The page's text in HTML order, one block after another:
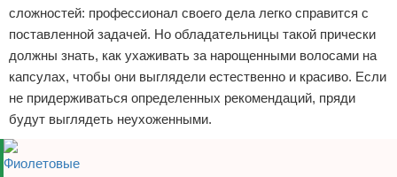
сложностей: профессионал своего дела легко справится с
поставленной задачей. Но обладательницы такой прически
должны знать, как ухаживать за нарощенными волосами на
капсулах, чтобы они выглядели естественно и красиво. Если
не придерживаться определенных рекомендаций, пряди
будут выглядеть неухоженными.